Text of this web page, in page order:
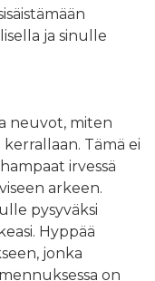
ja sinulle
neuvot, miten
Tämä ei
irvessä
arkeen.
pysyväksi
Hyppää
jonka
on